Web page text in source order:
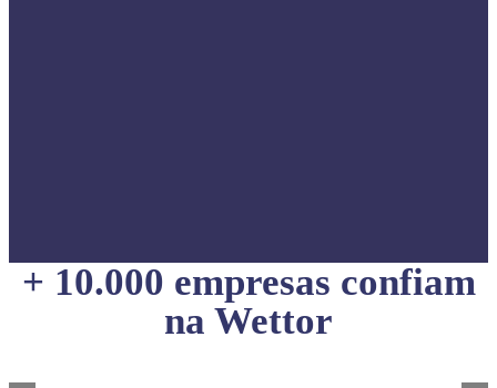
+ 10.000 empresas confiam
na Wettor